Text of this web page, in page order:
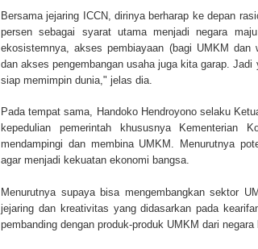
Bersama jejaring ICCN, dirinya berharap ke depan
persen sebagai syarat utama menjadi negara
ekosistemnya, akses pembiayaan (bagi UMKM dan
dan akses pengembangan usaha juga kita garap.
siap memimpin dunia," jelas dia.
Pada tempat sama, Handoko Hendroyono selaku
kepedulian pemerintah khususnya
mendampingi dan membina UMKM. Menurutnya
agar menjadi kekuatan ekonomi bangsa.
Menurutnya supaya bisa mengembangkan sektor
jejaring dan kreativitas yang didasarkan pada
pembanding dengan produk-produk UMKM dari negara